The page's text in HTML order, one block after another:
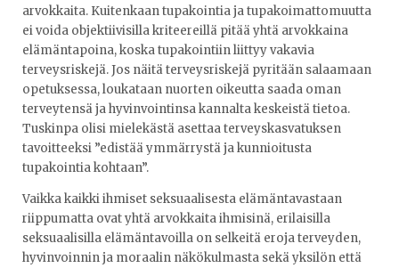
arvokkaita. Kuitenkaan tupakointia ja tupakoimattomuutta
ei voida objektiivisilla kriteereillä pitää yhtä arvokkaina
elämäntapoina, koska tupakointiin liittyy vakavia
terveysriskejä. Jos näitä terveysriskejä pyritään salaamaan
opetuksessa, loukataan nuorten oikeutta saada oman
terveytensä ja hyvinvointinsa kannalta keskeistä tietoa.
Tuskinpa olisi mielekästä asettaa terveyskasvatuksen
tavoitteeksi ”edistää ymmärrystä ja kunnioitusta
tupakointia kohtaan”.
Vaikka kaikki ihmiset seksuaalisesta elämäntavastaan
riippumatta ovat yhtä arvokkaita ihmisinä, erilaisilla
seksuaalisilla elämäntavoilla on selkeitä eroja terveyden,
hyvinvoinnin ja moraalin näkökulmasta sekä yksilön että